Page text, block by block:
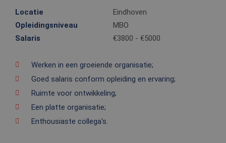
Locatie
Eindhoven
Opleidingsniveau
MBO
Salaris
€3800 - €5000
Werken in een groeiende organisatie;
Goed salaris conform opleiding en ervaring;
Ruimte voor ontwikkeling;
Een platte organisatie;
Enthousiaste collega's.